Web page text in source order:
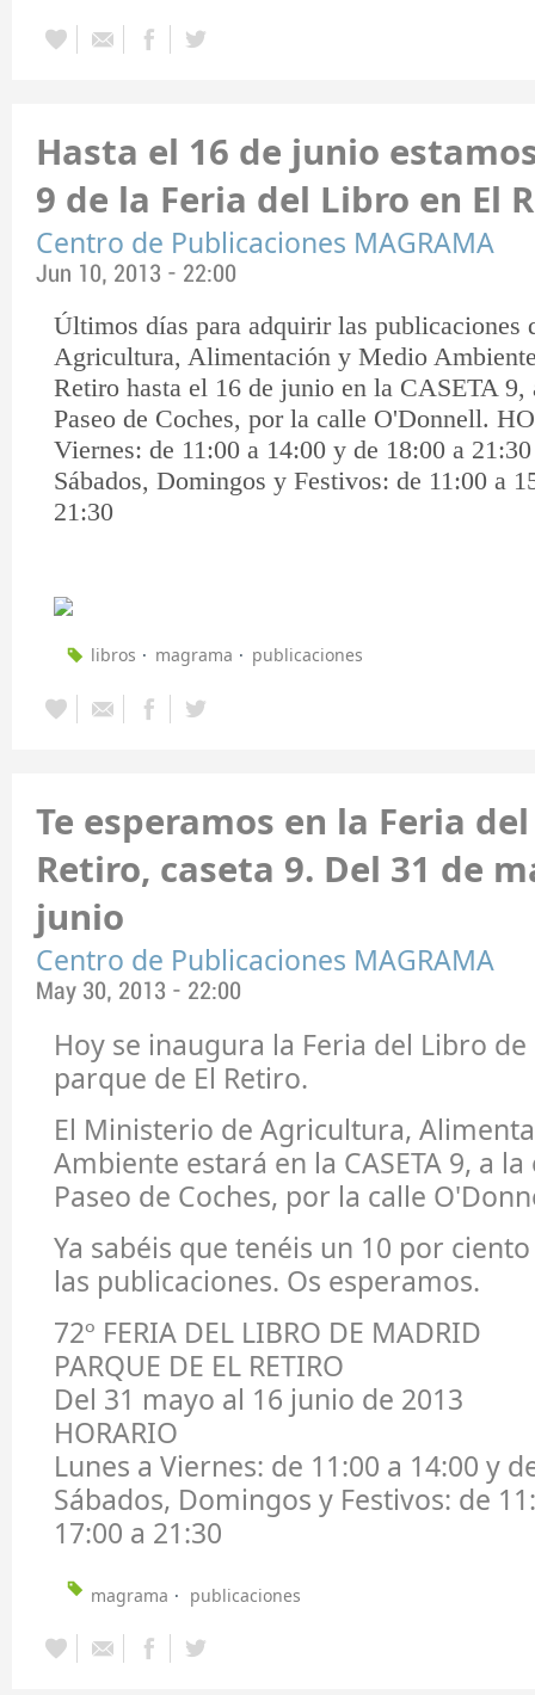
Hasta el 16 de junio
9 de la Feria del Libro en El
Centro de Publicaciones MAGRAMA
Jun 10, 2013 - 22:00
Últimos días para adquirir las publicaciones
Agricultura, Alimentación y Medio
Retiro hasta el 16 de junio en la CASETA 9,
Paseo de Coches, por la calle O'Donnell.
Viernes: de 11:00 a 14:00 y de 18:00 a 21:30
Sábados, Domingos y Festivos: de 11:00 a
21:30
libros magrama publicaciones
Te esperamos en la Feria
Retiro, caseta 9. Del 31 de
junio
Centro de Publicaciones MAGRAMA
May 30, 2013 - 22:00
Hoy se inaugura la Feria del Libro
parque de El Retiro.
El Ministerio de Agricultura,
Ambiente estará en la CASETA 9, a
Paseo de Coches, por la calle
Ya sabéis que tenéis un 10 por
las publicaciones. Os esperamos.
72º FERIA DEL LIBRO DE MADRID
PARQUE DE EL RETIRO
Del 31 mayo al 16 junio de 2013
HORARIO
Lunes a Viernes: de 11:00 a 14:00 y
Sábados, Domingos y Festivos: de
17:00 a 21:30
magrama publicaciones